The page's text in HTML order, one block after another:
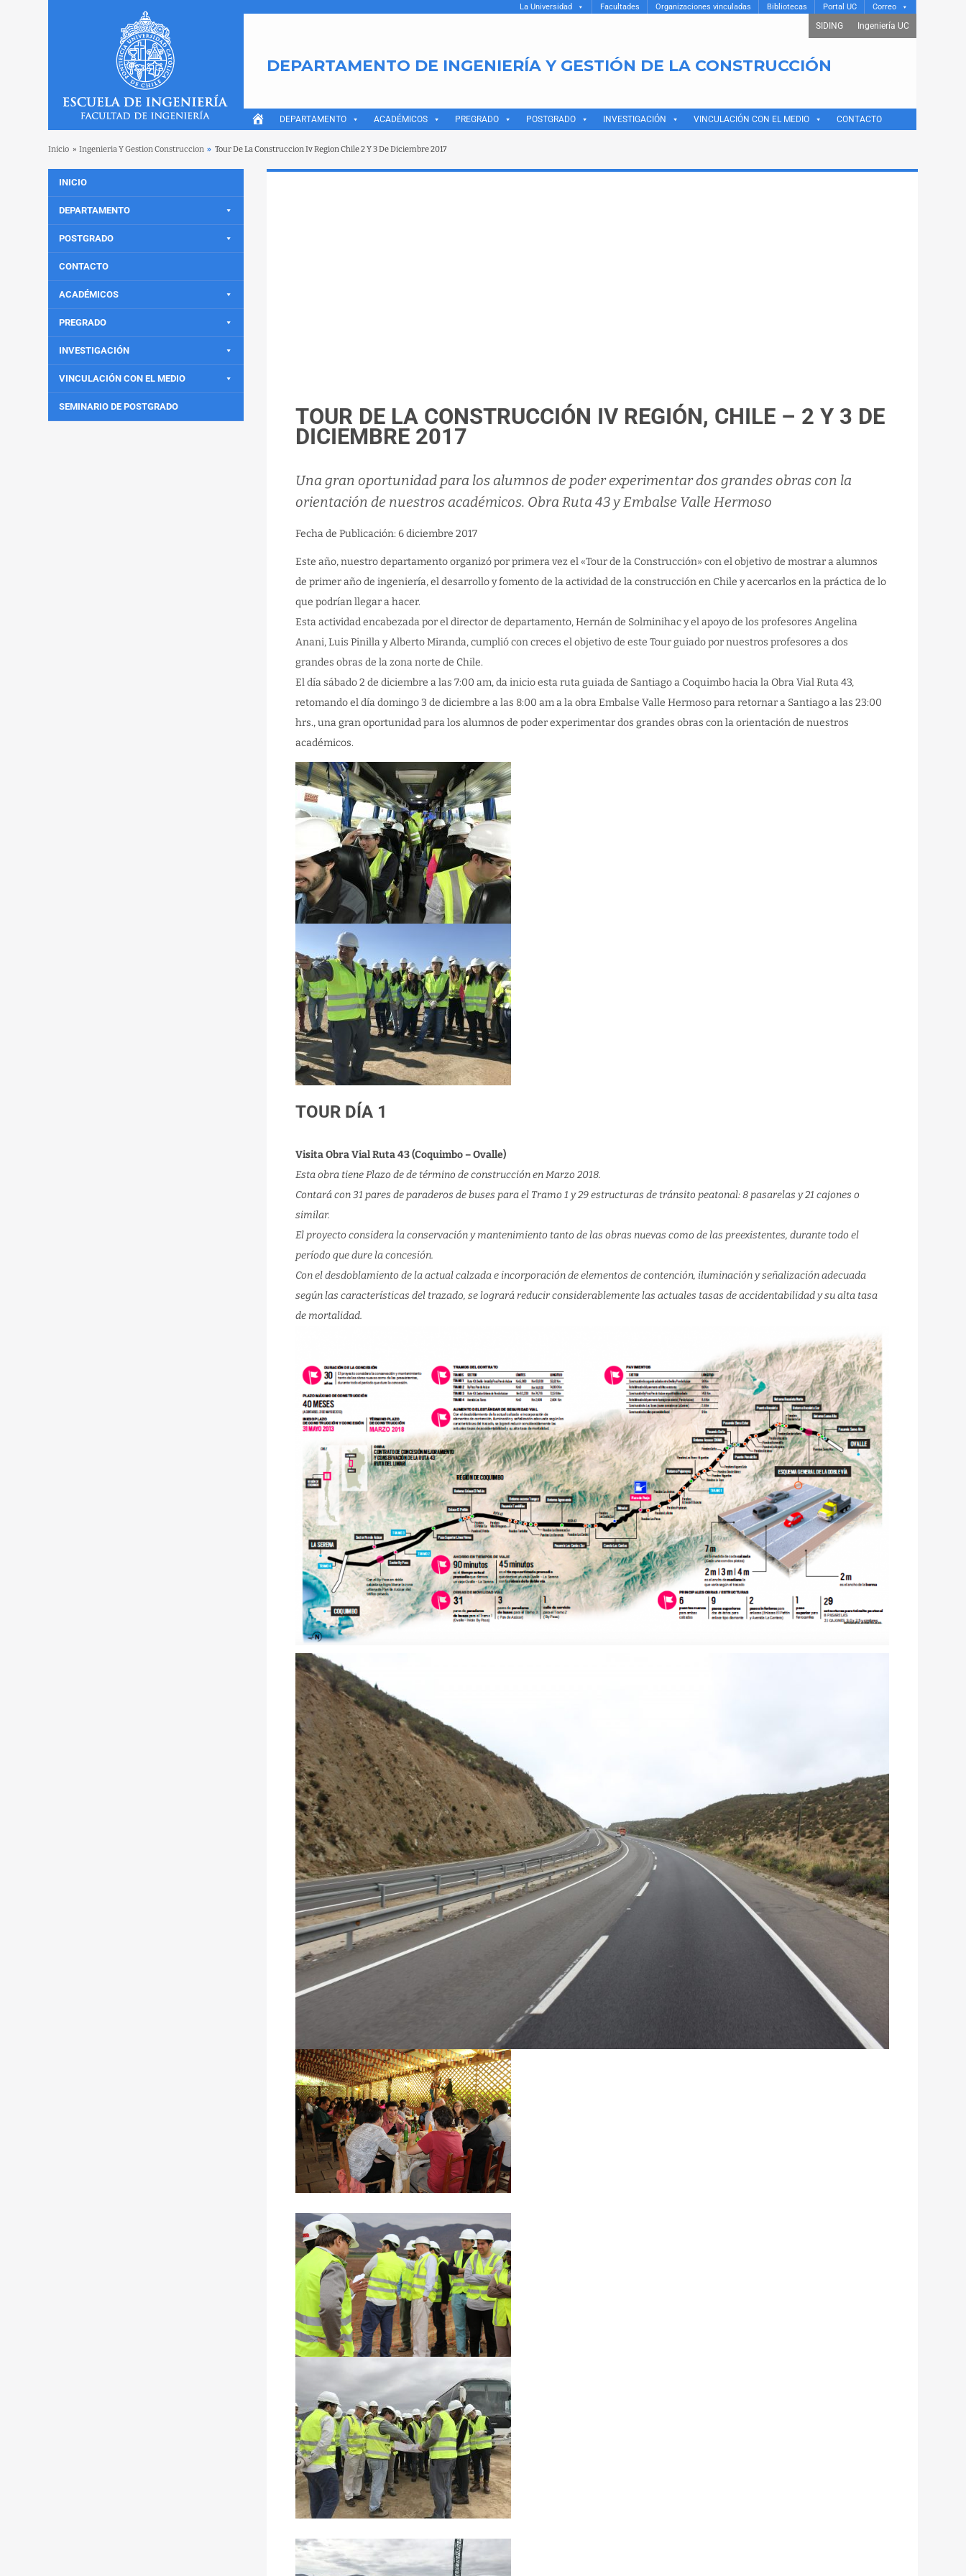
La Universidad Facultades Organizaciones vinculadas Bibliotecas Portal UC Correo
SIDING Ingeniería UC
DEPARTAMENTO DE INGENIERÍA Y GESTIÓN DE LA CONSTRUCCIÓN
DEPARTAMENTO ACADÉMICOS PREGRADO POSTGRADO INVESTIGACIÓN VINCULACIÓN CON EL MEDIO CONTACTO
Inicio » Ingenieria Y Gestion Construccion » Tour De La Construccion Iv Region Chile 2 Y 3 De Diciembre 2017
INICIO
DEPARTAMENTO
POSTGRADO
CONTACTO
ACADÉMICOS
PREGRADO
INVESTIGACIÓN
VINCULACIÓN CON EL MEDIO
SEMINARIO DE POSTGRADO TOUR DE LA CONSTRUCCIÓN IV REGIÓN, CHILE – 2 Y 3 DE
DICIEMBRE 2017
Una gran oportunidad para los alumnos de poder experimentar dos grandes obras con la
orientación de nuestros académicos. Obra Ruta 43 y Embalse Valle Hermoso
Fecha de Publicación: 6 diciembre 2017
Este año, nuestro departamento organizó por primera vez el «Tour de la Construcción» con el objetivo de mostrar a alumnos
de primer año de ingeniería, el desarrollo y fomento de la actividad de la construcción en Chile y acercarlos en la práctica de lo
que podrían llegar a hacer.
Esta actividad encabezada por el director de departamento, Hernán de Solminihac y el apoyo de los profesores Angelina
Anani, Luis Pinilla y Alberto Miranda, cumplió con creces el objetivo de este Tour guiado por nuestros profesores a dos
grandes obras de la zona norte de Chile.
El día sábado 2 de diciembre a las 7:00 am, da inicio esta ruta guiada de Santiago a Coquimbo hacia la Obra Vial Ruta 43,
retomando el día domingo 3 de diciembre a las 8:00 am a la obra Embalse Valle Hermoso para retornar a Santiago a las 23:00
hrs., una gran oportunidad para los alumnos de poder experimentar dos grandes obras con la orientación de nuestros
académicos.
TOUR DÍA 1
Visita Obra Vial Ruta 43 (Coquimbo – Ovalle)
Esta obra tiene Plazo de de término de construcción en Marzo 2018.
Contará con 31 pares de paraderos de buses para el Tramo 1 y 29 estructuras de tránsito peatonal: 8 pasarelas y 21 cajones o
similar.
El proyecto considera la conservación y mantenimiento tanto de las obras nuevas como de las preexistentes, durante todo el
período que dure la concesión.
Con el desdoblamiento de la actual calzada e incorporación de elementos de contención, iluminación y señalización adecuada
según las características del trazado, se logrará reducir considerablemente las actuales tasas de accidentabilidad y su alta tasa
de mortalidad.